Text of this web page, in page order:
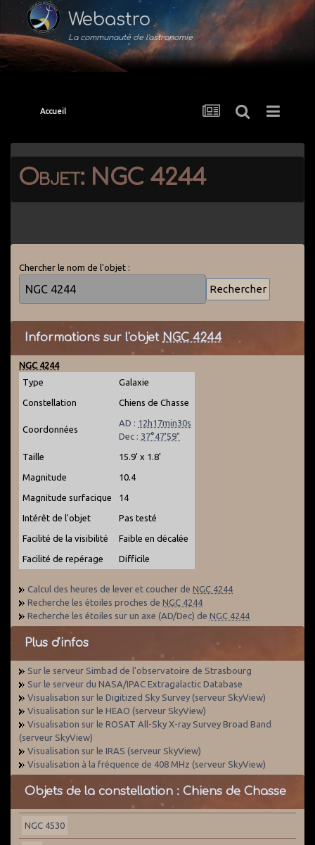
Webastro
La communauté de l'astronomie
Accueil
Objet: NGC 4244
Chercher le nom de l'objet :
Informations sur l'objet NGC 4244
NGC 4244
Type
Galaxie
Constellation Chiens de Chasse
Coordonnées
AD : 12h17min30s
Dec : 37°47'59"
Taille 15.9' x 1.8'
Magnitude 10.4
Magnitude surfacique 14
Intérêt de l'objet Pas testé
Facilité de la visibilité Faible en décalée
Facilité de repérage Difficile
Calcul des heures de lever et coucher de NGC 4244
Recherche les étoiles proches de NGC 4244
Recherche les étoiles sur un axe (AD/Dec) de NGC 4244
Plus d'infos
Sur le serveur Simbad de l'observatoire de Strasbourg
Sur le serveur du NASA/IPAC Extragalactic Database
Visualisation sur le Digitized Sky Survey (serveur SkyView)
Visualisation sur le HEAO (serveur SkyView)
Visualisation sur le ROSAT All-Sky X-ray Survey Broad Band
(serveur SkyView)
Visualisation sur le IRAS (serveur SkyView)
Visualisation à la fréquence de 408 MHz (serveur SkyView)
Objets de la constellation : Chiens de Chasse
NGC 4530